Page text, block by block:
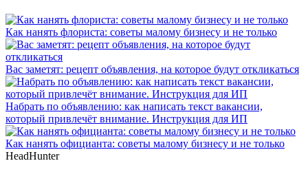
Как нанять флориста: советы малому бизнесу и не только
Вас заметят: рецепт объявления, на которое будут откликаться
Набрать по объявлению: как написать текст вакансии,
который привлечёт внимание. Инструкция для ИП
Как нанять официанта: советы малому бизнесу и не только
HeadHunter